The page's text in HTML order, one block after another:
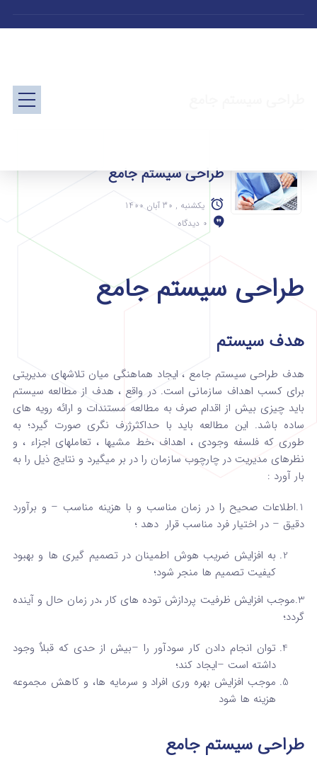
طراحی سیستم جامع
یکشنبه , 30 آبان 1400
0 دیدگاه
طراحی سیستم جامع
هدف سیستم
هدف طراحی سیستم جامع ، ایجاد هماهنگی میان تلاشهای مدیریتی
برای کسب اهداف سازمانی است. در واقع ، هدف از مطالعه سیستم
باید چیزی بیش از اقدام صرف به مطالعه مستندات و ارائه رویه های
ساده باشد. این مطالعه باید با حداکثرژرف نگری صورت گیرد؛ به
طوری که فلسفه وجودی ، اهداف ،خط مشیها ، تعاملهای اجزاء ، و
نظرهای مدیریت در چارچوب سازمان را در بر میگیرد و نتایج ذیل را به
بار آورد :
1.اطلاعات صحیح را در زمان مناسب و با هزینه مناسب – و برآورد
دقیق – در اختیار فرد مناسب قرار دهد ؛
به افزایش ضریب هوش اطمینان در تصمیم گیری ها و بهبود
کیفیت تصمیم ها منجر شود؛
3.موجب افزایش ظرفیت پردازش توده های کار ،در زمان حال و آینده
گردد؛
توان انجام دادن کار سودآور را –بیش از حدی که قبلاٌ وجود
داشته است –ایجاد کند؛
موجب افزایش بهره وری افراد و سرمایه ها، و کاهش مجموعه
هزینه ها شود
طراحی سیستم جامع